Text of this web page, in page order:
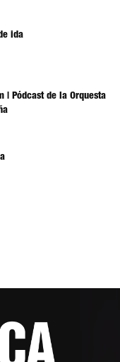
ida
| Pódcast de la Orquesta